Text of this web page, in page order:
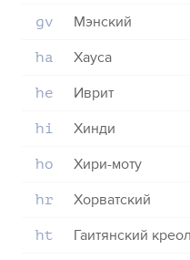
gv Мэнский
ha Хауса
he Иврит
hi Хинди
ho Хири-моту
hr Хорватский
ht Гаитянский